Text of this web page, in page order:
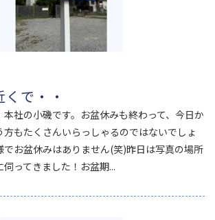
で・・
社の小磯です。お盆休みも終わって、今日か
方もたくさんいらっしゃるのではないでしょ
でお盆休みはありません(笑)昨日は写真の場所
ってきました！お盆期...